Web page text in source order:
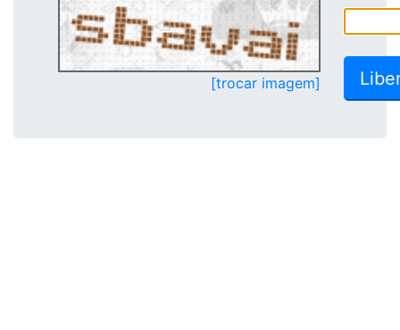
[trocar imagem]